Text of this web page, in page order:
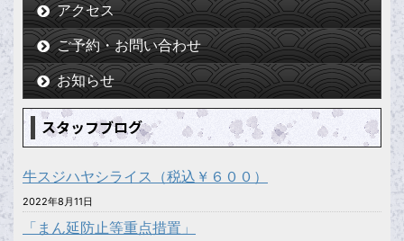
アクセス
ご予約・お問い合わせ
お知らせ
スタッフブログ
牛スジハヤシライス（税込￥６００）
2022年8月11日
「まん延防止等重点措置」